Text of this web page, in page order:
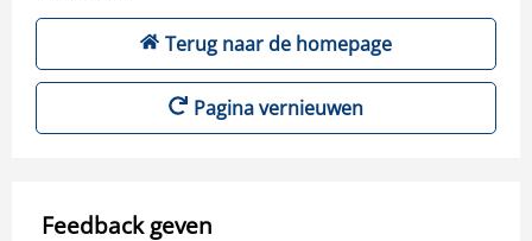
Terug naar de homepage
Pagina vernieuwen
Feedback geven